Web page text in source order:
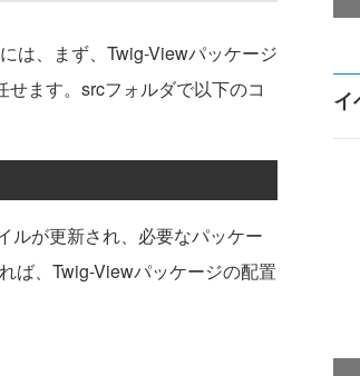
は、まず、Twig-Viewパッケージ
ます。srcフォルダで以下のコ
ルが更新され、必要なパッケー
ば、Twig-Viewパッケージの配置
イ